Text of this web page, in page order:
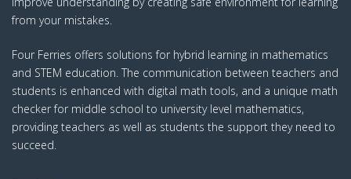
from your mistakes.
Four Ferries offers solutions for hybrid learning in mathematics
and STEM education. The communication between teachers and
students is enhanced with digital math tools, and a unique math
checker for middle school to university level mathematics,
providing teachers as well as students the support they need to
succeed.